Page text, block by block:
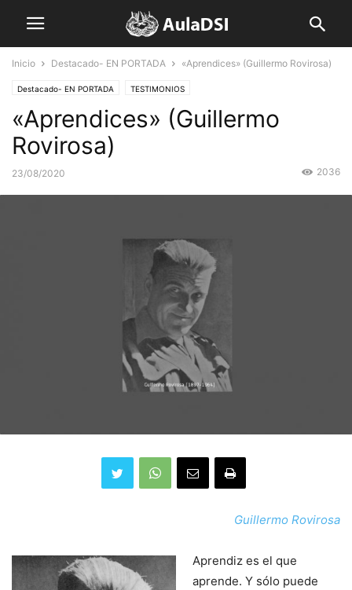
Inicio Destacado- EN PORTADA «Aprendices» (Guillermo Rovirosa)
Destacado- EN PORTADA TESTIMONIOS
«Aprendices» (Guillermo
Rovirosa)
23/08/2020 2036
Guillermo Rovirosa
Aprendiz es el que
aprende. Y sólo puede